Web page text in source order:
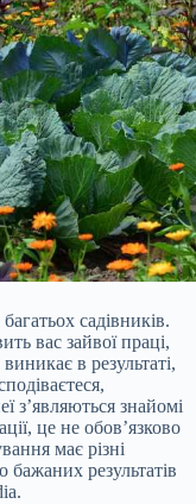
садівників.
вас зайвої праці,
в результаті,
з’являються знайомі
це не обов’язково
має різні
бажаних результатів